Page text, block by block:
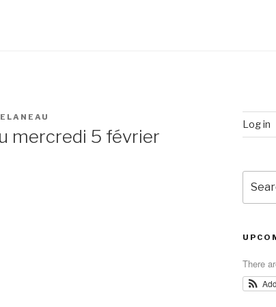
mercredi 5 février
Log in
for:
There